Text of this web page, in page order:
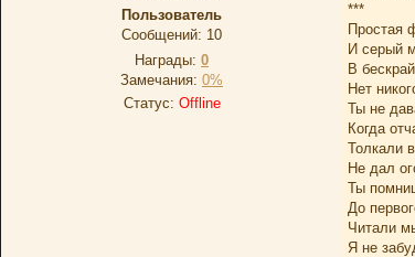
Пользователь
Сообщений: 10
Награды: 0
Замечания: 0%
Статус: Offline
***
Простая
И серый
В
Нет
Ты не
Когда
Толкали
Не дал
Ты
До
Читали
Я не